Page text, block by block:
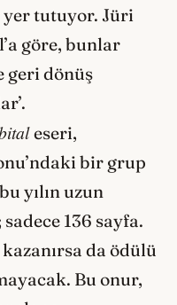
tutuyor. Jüri
göre, bunlar
geri dönüş
eseri,
bir grup
yılın uzun
136 sayfa.
da ödülü
Bu onur,